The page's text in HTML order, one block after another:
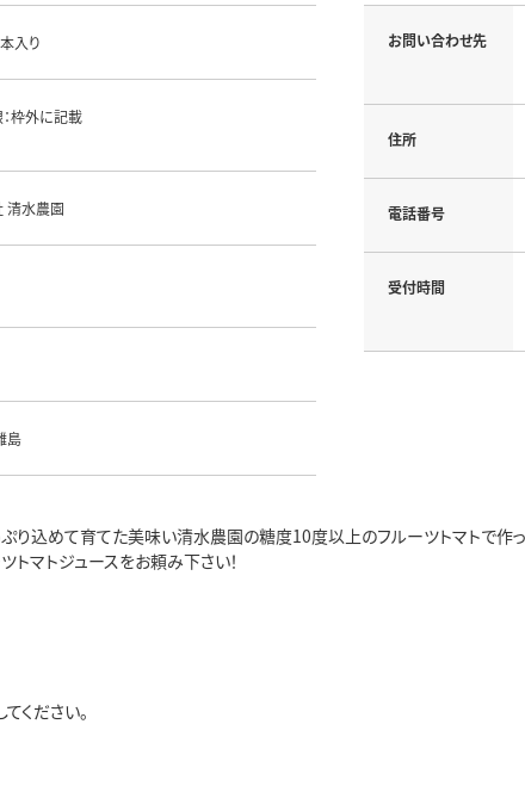
入り
枠外に記載
清水農園
島
お問い合わせ先
住所
電話番号
受付時間
り込めて育てた美味い清水農園の糖度10度以上のフルーツトマトで作
マトジュースをお頼み下さい！
ください。